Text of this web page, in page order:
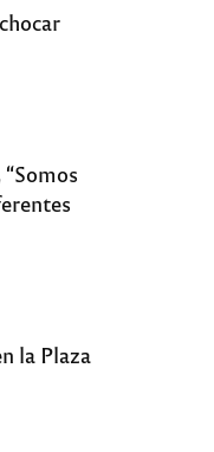
la Plaza